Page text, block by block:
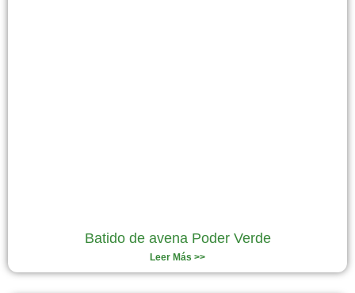
Batido de avena Poder Verde
Leer Más >>